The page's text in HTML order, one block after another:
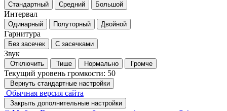
Стандартный Средний Большой
Интервал
Одинарный Полуторный Двойной
Гарнитура
Без засечек С засечками
Звук
Отключить Тише Нормально Громче
Текущий уровень громкости: 50
Вернуть стандартные настройки
Обычная версия сайта
Закрыть дополнительные настройки